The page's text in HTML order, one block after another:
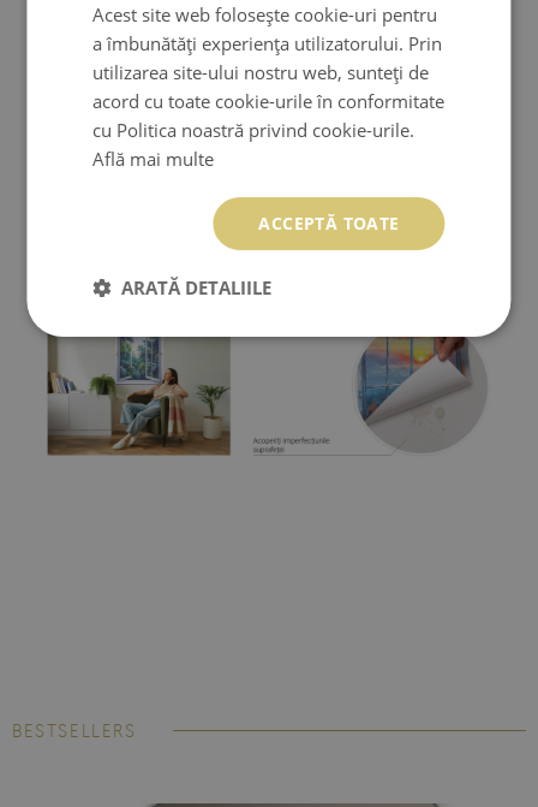
BESTSELLERS
Acest site web folosește cookie-uri pentru
a îmbunătăți experiența utilizatorului. Prin
utilizarea site-ului nostru web, sunteți de
acord cu toate cookie-urile în conformitate
cu Politica noastră privind cookie-urile.
Află mai multe
ACCEPTĂ TOATE
ARATĂ DETALIILE